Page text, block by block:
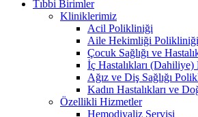
Tıbbi Birimler
Kliniklerimiz
Acil Polikliniği
Aile Hekimliği Polikliniği
Çocuk Sağlığı ve
İç Hastalıkları
Ağız ve Diş Sağlığı
Kadın Hastalıkları ve
Özellikli Hizmetler
Hemodiyaliz Servisi